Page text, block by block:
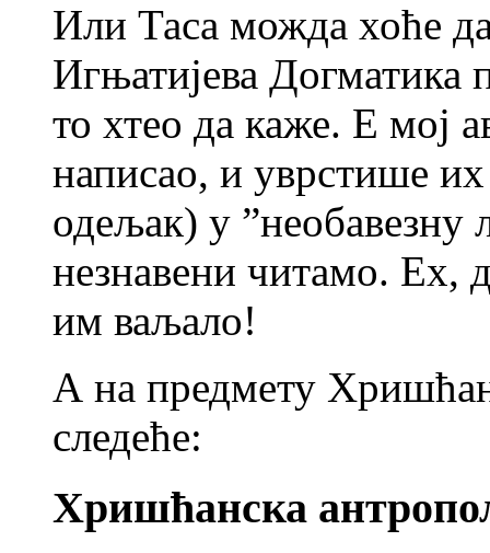
Или Таса можда хоће
Игњатијева Догматика
то хтео да каже. Е мој
написао, и уврстише их
одељак) у
незнавени читамо. Ех,
им ваљало!
А на предмету
следеће:
Хришћанска